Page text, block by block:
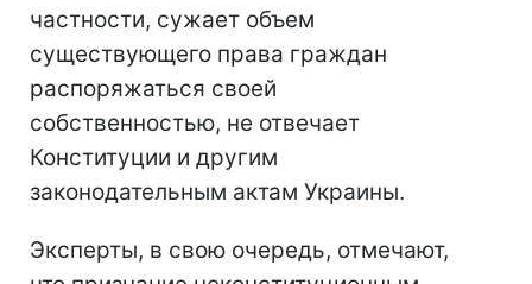
частности, сужает объем
существующего права граждан
распоряжаться своей
собственностью, не отвечает
Конституции и другим
законодательным актам Украины.
Эксперты, в свою очередь, отмечают,